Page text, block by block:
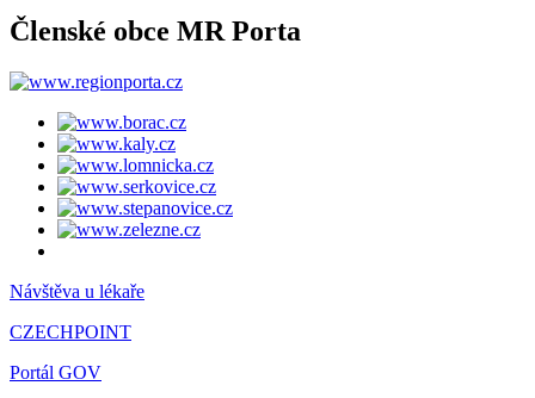
Členské obce MR Porta
Návštěva u lékaře
CZECHPOINT
Portál GOV